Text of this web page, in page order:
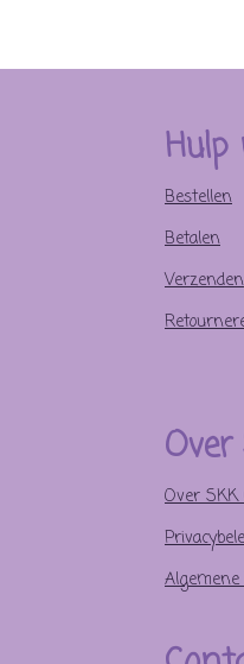
Hulp
Bestellen
Betalen
Verzenden
Over
Algemene